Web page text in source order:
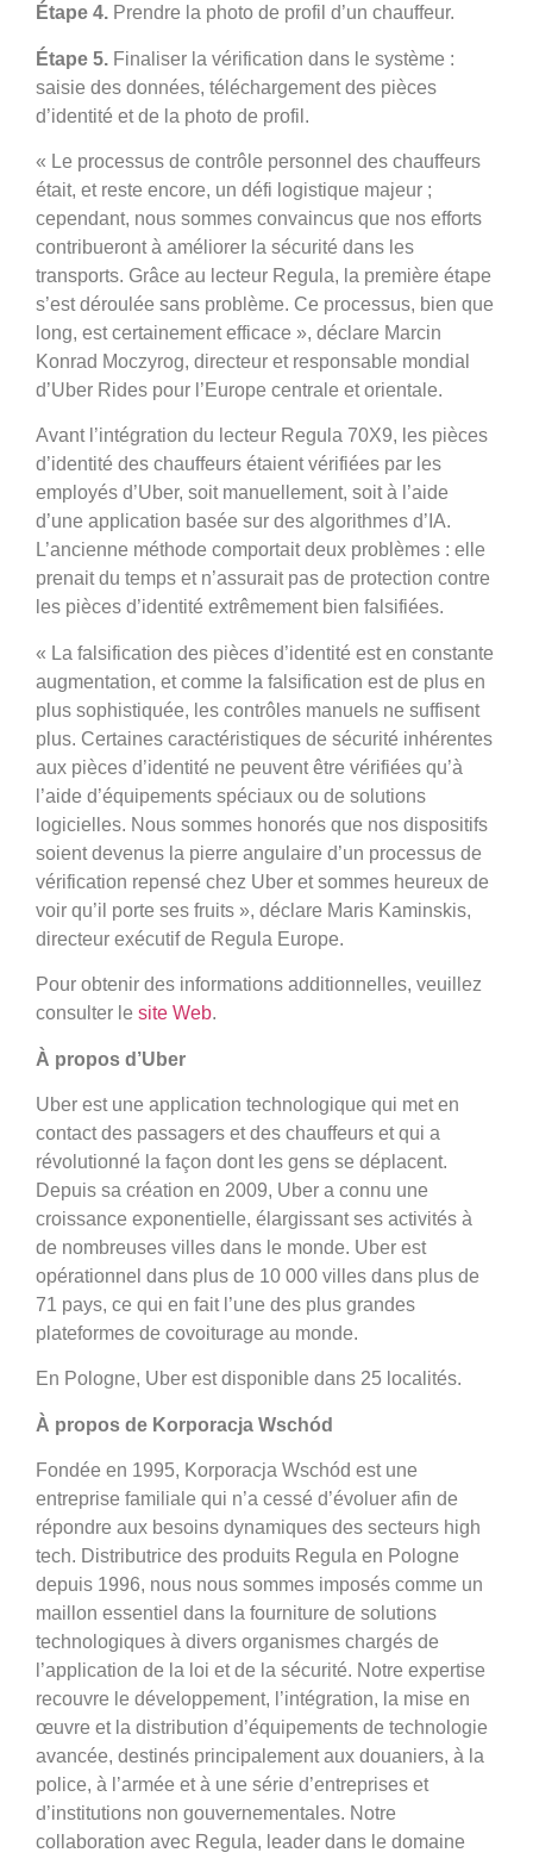
Étape 4. Prendre la photo de profil d’un chauffeur.
Étape 5. Finaliser la vérification dans le système :
saisie des données, téléchargement des pièces
d’identité et de la photo de profil.
« Le processus de contrôle personnel des chauffeurs
était, et reste encore, un défi logistique majeur ;
cependant, nous sommes convaincus que nos efforts
contribueront à améliorer la sécurité dans les
transports. Grâce au lecteur Regula, la première étape
s’est déroulée sans problème. Ce processus, bien que
long, est certainement efficace », déclare Marcin
Konrad Moczyrog, directeur et responsable mondial
d’Uber Rides pour l’Europe centrale et orientale.
Avant l’intégration du lecteur Regula 70X9, les pièces
d’identité des chauffeurs étaient vérifiées par les
employés d’Uber, soit manuellement, soit à l’aide
d’une application basée sur des algorithmes d’IA.
L’ancienne méthode comportait deux problèmes : elle
prenait du temps et n’assurait pas de protection contre
les pièces d’identité extrêmement bien falsifiées.
« La falsification des pièces d’identité est en constante
augmentation, et comme la falsification est de plus en
plus sophistiquée, les contrôles manuels ne suffisent
plus. Certaines caractéristiques de sécurité inhérentes
aux pièces d’identité ne peuvent être vérifiées qu’à
l’aide d’équipements spéciaux ou de solutions
logicielles. Nous sommes honorés que nos dispositifs
soient devenus la pierre angulaire d’un processus de
vérification repensé chez Uber et sommes heureux de
voir qu’il porte ses fruits », déclare Maris Kaminskis,
directeur exécutif de Regula Europe.
Pour obtenir des informations additionnelles, veuillez
consulter le site Web.
À propos d’Uber
Uber est une application technologique qui met en
contact des passagers et des chauffeurs et qui a
révolutionné la façon dont les gens se déplacent.
Depuis sa création en 2009, Uber a connu une
croissance exponentielle, élargissant ses activités à
de nombreuses villes dans le monde. Uber est
opérationnel dans plus de 10 000 villes dans plus de
71 pays, ce qui en fait l’une des plus grandes
plateformes de covoiturage au monde.
En Pologne, Uber est disponible dans 25 localités.
À propos de Korporacja Wschód
Fondée en 1995, Korporacja Wschód est une
entreprise familiale qui n’a cessé d’évoluer afin de
répondre aux besoins dynamiques des secteurs high
tech. Distributrice des produits Regula en Pologne
depuis 1996, nous nous sommes imposés comme un
maillon essentiel dans la fourniture de solutions
technologiques à divers organismes chargés de
l’application de la loi et de la sécurité. Notre expertise
recouvre le développement, l’intégration, la mise en
œuvre et la distribution d’équipements de technologie
avancée, destinés principalement aux douaniers, à la
police, à l’armée et à une série d’entreprises et
d’institutions non gouvernementales. Notre
collaboration avec Regula, leader dans le domaine